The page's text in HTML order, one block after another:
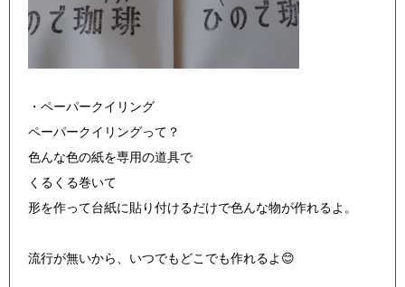
・ペーパークイリング
ペーパークイリングって？
色んな色の紙を専用の道具で
くるくる巻いて
形を作って台紙に貼り付けるだけで色んな物が作れるよ。
流行が無いから、いつでもどこでも作れるよ😊